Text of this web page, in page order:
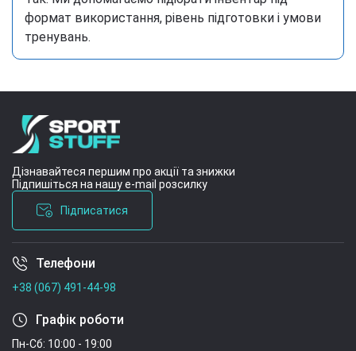
формат використання, рівень підготовки і умови
тренувань.
Дізнавайтеся першим про акції та знижки
Підпишіться на нашу e-mail розсилку
Підписатися
Умови угоди
Телефони
+38 (067) 491-44-98
Графік роботи
Пн-Сб: 10:00 - 19:00